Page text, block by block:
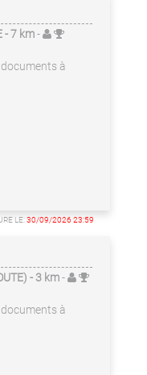
- 7 km-
documents à
LE:30/09/2026 23:59
- 3 km-
documents à